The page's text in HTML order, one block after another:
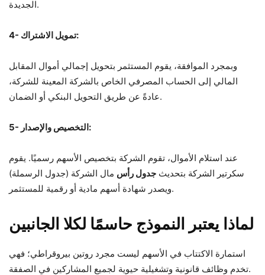
الجديدة.
4- تمويل الاشتراك:
وبمجرد الموافقة، يقوم المستثمر بتحويل إجمالي أموال المقابل
المالي إلى الحساب المصرفي الخاص بالشركة المعينة للشركة،
عادةً عن طريق التحويل البنكي أو الضمان.
5- التخصيص والإصدار:
عند استلام الأموال، تقوم الشركة بتخصيص الأسهم رسميًا. يقوم
سكرتير الشركة بتحديث جدول رأس مال الشركة (جدول الرسملة)
ويصدر شهادة أسهم مادية أو رقمية للمستثمر.
لماذا يعتبر النموذج حاسمًا لكلا الجانبين
استمارة الاكتتاب في الأسهم ليست مجرد روتين بيروقراطي؛ فهي
تخدم وظائف قانونية وتشغيلية حيوية لجميع المشاركين في الصفقة.